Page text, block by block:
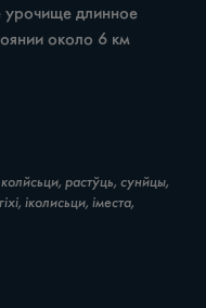
около 6 км
колйсьци, растўць, сунйцы,
іколисьци, іместа,